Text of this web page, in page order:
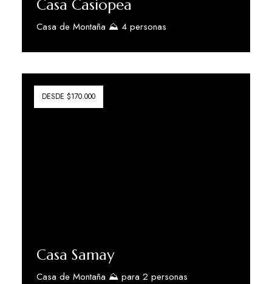
Casa Casiopea
Casa de Montaña ⛰️ 4 personas
DESDE $170.000
Casa Samay
Casa de Montaña ⛰️ para 2 personas